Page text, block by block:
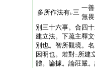
多所作法有レ三
一
無
別三十六事。合四
建立法。下疏主釋
別也。智所觀境。名
因明也。若對二 所建
體。論據。論莊嚴